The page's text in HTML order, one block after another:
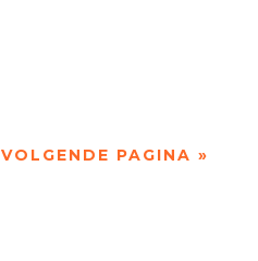
VOLGENDE PAGINA »